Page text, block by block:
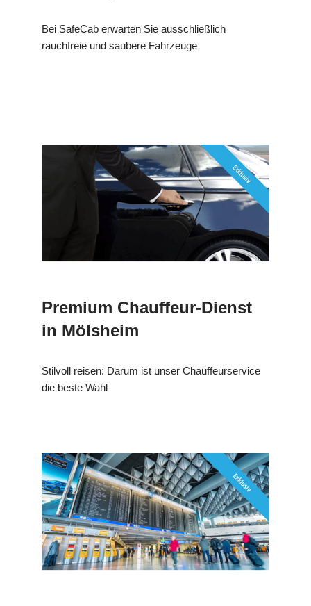
Bei SafeCab erwarten Sie ausschließlich
rauchfreie und saubere Fahrzeuge
Premium Chauffeur-Dienst
in Mölsheim
Stilvoll reisen: Darum ist unser Chauffeurservice
die beste Wahl